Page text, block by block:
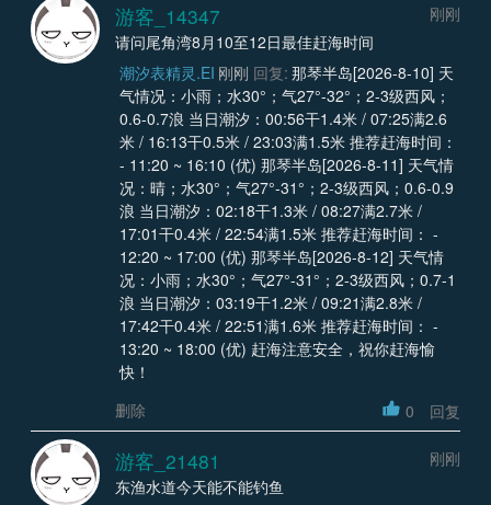
游客_14347
刚刚
请问尾角湾8月10至12日最佳赶海时间
潮汐表精灵.EI 刚刚 回复: 那琴半岛[2026-8-10] 天
气情况：小雨；水30°；气27°-32°；2-3级西风；
0.6-0.7浪 当日潮汐：00:56干1.4米 / 07:25满2.6
米 / 16:13干0.5米 / 23:03满1.5米 推荐赶海时间：
- 11:20 ~ 16:10 (优) 那琴半岛[2026-8-11] 天气情
况：晴；水30°；气27°-31°；2-3级西风；0.6-0.9
浪 当日潮汐：02:18干1.3米 / 08:27满2.7米 /
17:01干0.4米 / 22:54满1.5米 推荐赶海时间： -
12:20 ~ 17:00 (优) 那琴半岛[2026-8-12] 天气情
况：小雨；水30°；气27°-31°；2-3级西风；0.7-1
浪 当日潮汐：03:19干1.2米 / 09:21满2.8米 /
17:42干0.4米 / 22:51满1.6米 推荐赶海时间： -
13:20 ~ 18:00 (优) 赶海注意安全，祝你赶海愉
快！
删除
0 回复
游客_21481
刚刚
东渔水道今天能不能钓鱼